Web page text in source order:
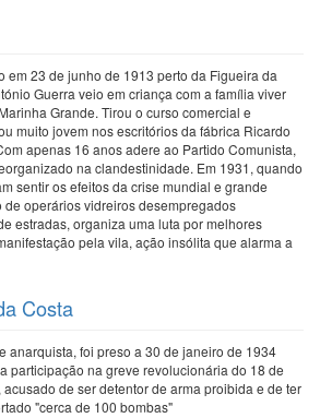
em 23 de junho de 1913 perto da Figueira da
Guerra veio em criança com a família viver
Grande. Tirou o curso comercial e
muito jovem nos escritórios da fábrica Ricardo
apenas 16 anos adere ao Partido Comunista,
na clandestinidade. Em 1931, quando
sentir os efeitos da crise mundial e grande
de operários vidreiros desempregados
estradas, organiza uma luta por melhores
pela vila, ação insólita que alarma a
Costa
anarquista, foi preso a 30 de janeiro de 1934
participação na greve revolucionária do 18 de
acusado de ser detentor de arma proibida e de ter
"cerca de 100 bombas"